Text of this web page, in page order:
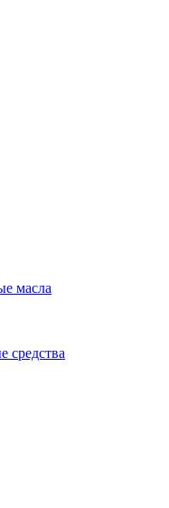
масла
средства